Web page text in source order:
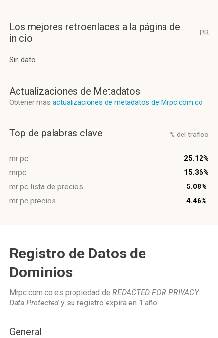
Los mejores retroenlaces a la página de
inicio
PR
Sin dato
Actualizaciones de Metadatos
Obtener más actualizaciones de metadatos de Mrpc.com.co
Top de palabras clave % del trafico
mr pc 25.12%
mrpc 15.36%
mr pc lista de precios 5.08%
mr pc precios 4.46%
Registro de Datos de
Dominios
Mrpc.com.co es propiedad de REDACTED FOR PRIVACY
Data Protected y su registro expira en 1 año.
General